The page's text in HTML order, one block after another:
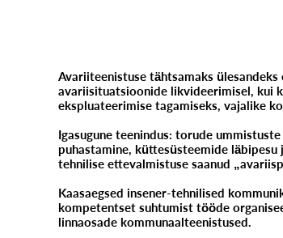
Avariiteenistuse tähtsamaks
avariisituatsioonide likvideerimisel, kui
ekspluateerimise tagamiseks, vajalike
Igasugune teenindus: torude
puhastamine, küttesüsteemide
tehnilise ettevalmistuse saanud
Kaasaegsed insener-tehnilised
kompetentset suhtumist tööde
linnaosade kommunaalteenistused.